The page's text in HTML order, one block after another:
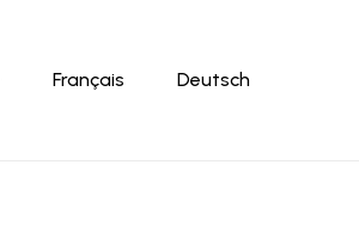
Français Deutsch